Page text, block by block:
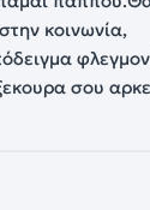
κοινωνία,
σου